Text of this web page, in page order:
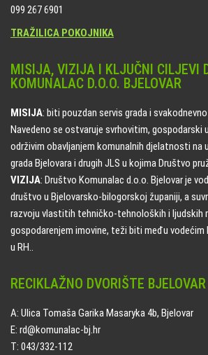
099 267 6901
TRAŽILICA POKOJNIKA
MISIJA, VIZIJA I KLJUČNI CILJEVI
KOMUNALAC D.O.O. BJELOVAR
MISIJA: biti pouzdan servis grada i
Navedeno se ostvaruje svrhovitim, gospodarski
održivim obavljanjem komunalnih djelatnosti na
grada Bjelovara i drugih JLS u kojima Društvo
VIZIJA: Društvo Komunalac d.o.o. Bjelovar je
društvo u Bjelovarsko-bilogorskoj županiji, a
razvoju vlastitih tehničko-tehnoloških i ljudskih
gospodarenjem imovine, teži biti među
u RH..
RECIKLAŽNO DVORIŠTE BJELOVAR
A: Ulica Tomaša Garika Masaryka 4b, Bjelovar
E: rd@komunalac-bj.hr
T: 043/332-112